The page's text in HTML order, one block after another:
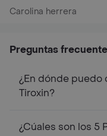
Carolina herrera
Preguntas
¿En dónde
Tiroxin?
¿Cúales son los 5